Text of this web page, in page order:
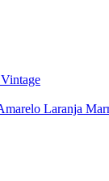
Vintage
Laranja